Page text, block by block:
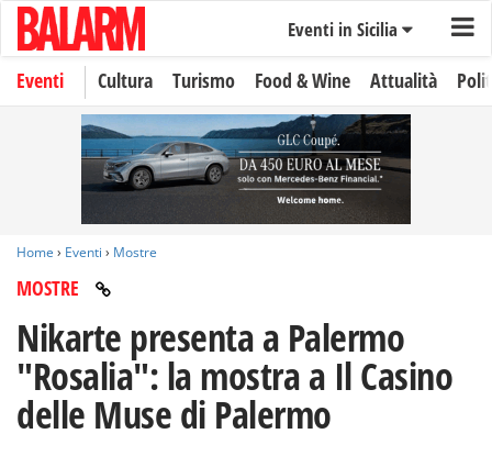
Eventi in Sicilia
Eventi Cultura Turismo Food & Wine Attualità
Home › Eventi › Mostre
MOSTRE
Nikarte presenta a Palermo
"Rosalia": la mostra a Il Casino
delle Muse di Palermo